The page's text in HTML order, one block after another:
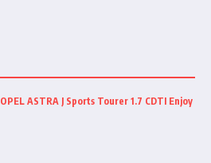
OPEL ASTRA J Sports Tourer 1.7 CDTI Enjoy